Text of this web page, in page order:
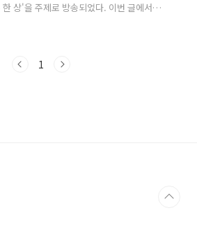
상'을 주제로 방송되었다. 이번 글에서는
이영자와 박세리가 소개한 초대형 양다리
서뭐하게 이지혜 편에서 이영자와 박세리가
1